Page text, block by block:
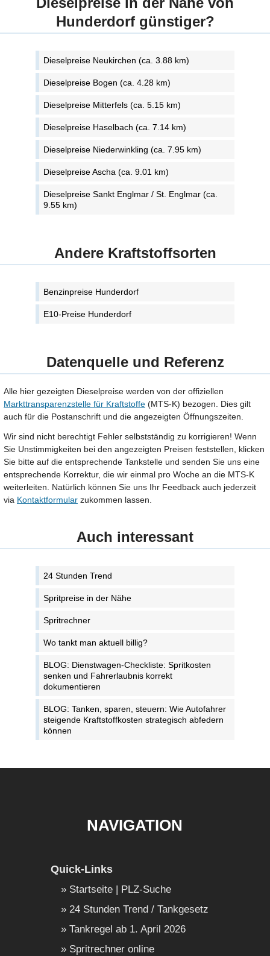
Hunderdorf günstiger?
Dieselpreise Neukirchen (ca. 3.88 km)
Dieselpreise Bogen (ca. 4.28 km)
Dieselpreise Mitterfels (ca. 5.15 km)
Dieselpreise Haselbach (ca. 7.14 km)
Dieselpreise Niederwinkling (ca. 7.95 km)
Dieselpreise Ascha (ca. 9.01 km)
Dieselpreise Sankt Englmar / St. Englmar (ca.
9.55 km)
Andere Kraftstoffsorten
Benzinpreise Hunderdorf
E10-Preise Hunderdorf
Datenquelle und Referenz
Alle hier gezeigten Dieselpreise werden von der offiziellen
Markttransparenzstelle für Kraftstoffe (MTS-K) bezogen. Dies gilt
auch für die Postanschrift und die angezeigten Öffnungszeiten.
Wir sind nicht berechtigt Fehler selbstständig zu korrigieren! Wenn
Sie Unstimmigkeiten bei den angezeigten Preisen feststellen, klicken
Sie bitte auf die entsprechende Tankstelle und senden Sie uns eine
entsprechende Korrektur, die wir einmal pro Woche an die MTS-K
weiterleiten. Natürlich können Sie uns Ihr Feedback auch jederzeit
via Kontaktformular zukommen lassen.
Auch interessant
24 Stunden Trend
Spritpreise in der Nähe
Spritrechner
Wo tankt man aktuell billig?
BLOG: Dienstwagen-Checkliste: Spritkosten
senken und Fahrerlaubnis korrekt
dokumentieren
BLOG: Tanken, sparen, steuern: Wie Autofahrer
steigende Kraftstoffkosten strategisch abfedern
können
NAVIGATION
Quick-Links
Startseite | PLZ-Suche
24 Stunden Trend / Tankgesetz
Tankregel ab 1. April 2026
Spritrechner online